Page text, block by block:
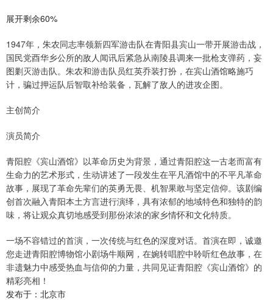
展开剩余60%
1947年，朱农同志率领新四军游击队在青阳县宾山一带开展游击战，
国民党酉华乡公所的敌人闻讯后紧急从南陵县调来一批枪支弹药，妄
图剿灭游击队。朱农和游击队员红英乔装打扮，在宾山酒馆略施巧
计，骗过押运队后智取补给装备，瓦解了敌人的进攻企图。
主创简介
演员简介
青阳腔《宾山酒馆》以革命历史为背景，通过青阳腔这一古老而富有
生命力的艺术形式，生动讲述了一段发生在平凡酒馆中的不平凡革命
故事，展现了革命先辈们的英勇无畏、机智果敢与坚定信仰。该剧编
创首次融入青阳本土方言进行演绎，具有浓郁的地域特色和独特的韵
味，将让观众真切地感受到那份浓浓的家乡情怀和文化特质。
一场不容错过的首演，一次传统与红色的深度对话。首演在即，诚邀
您走进青阳腔博物馆小剧场牛顺网，在婉转唱腔中聆听红色故事，在
非遗魅力中感受热血与信仰的力量，共同见证青阳腔《宾山酒馆》的
精彩亮相！
发布于：北京市